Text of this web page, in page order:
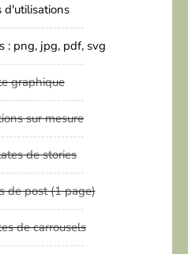
d'utilisations
: png, jpg, pdf, svg
graphique
sur mesure
de stories
de post (1 page)
de carrousels